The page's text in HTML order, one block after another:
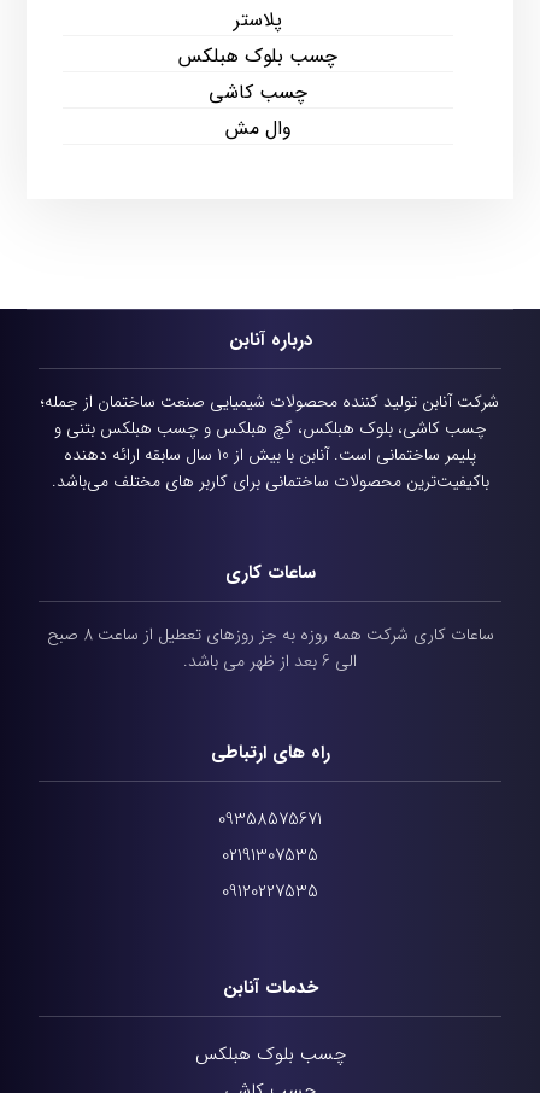
پلاستر
چسب بلوک هبلکس
چسب کاشی
وال مش
درباره آنابن
شرکت آنابن تولید کننده محصولات شیمیایی صنعت ساختمان از جمله؛
چسب کاشی، بلوک هبلکس، گچ هبلکس و چسب هبلکس بتنی و
پلیمر ساختمانی است.
آنابن با بیش از 10 سال سابقه ارائه دهنده
باکیفیت‌ترین محصولات ساختمانی برای کاربر های مختلف می‌باشد.
ساعات کاری
ساعات کاری شرکت همه روزه به جز روزهای تعطیل از ساعت 8 صبح
الی 6 بعد از ظهر می باشد.
راه های ارتباطی
09358575671
02191307535
09120227535
خدمات آنابن
چسب بلوک هبلکس